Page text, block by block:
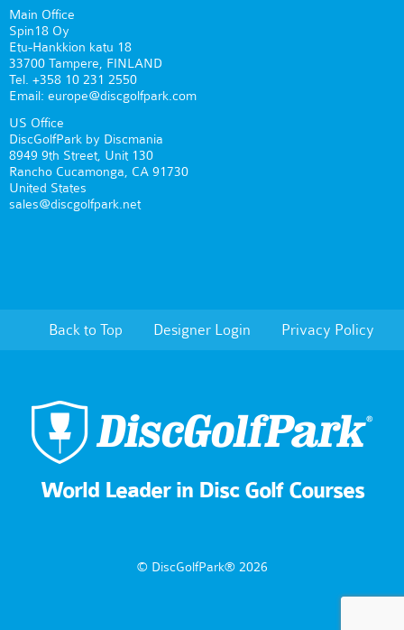
Main Office
Spin18 Oy
Etu-Hankkion katu 18
33700 Tampere, FINLAND
Tel. +358 10 231 2550
Email: europe@discgolfpark.com
US Office
DiscGolfPark by Discmania
8949 9th Street, Unit 130
Rancho Cucamonga, CA 91730
United States
sales@discgolfpark.net
Back to Top Designer Login Privacy Policy
World Leader in Disc Golf Courses
© DiscGolfPark® 2026